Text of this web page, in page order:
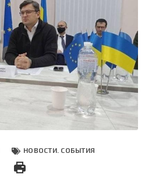
НОВОСТИ. СОБЫТИЯ